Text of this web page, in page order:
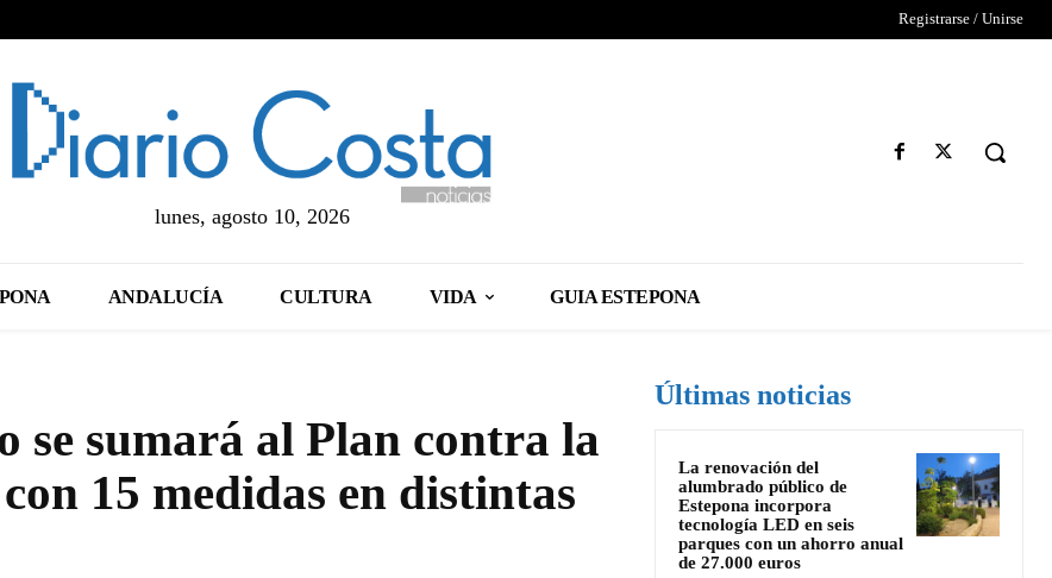
Registrarse / Unirse
lunes, agosto 10, 2026
ANDALUCÍA CULTURA VIDA GUIA ESTEPONA
sumará al Plan contra la
15 medidas en distintas
Últimas noticias
La renovación del
alumbrado público de
Estepona incorpora
tecnología LED en seis
parques con un ahorro anual
de 27.000 euros